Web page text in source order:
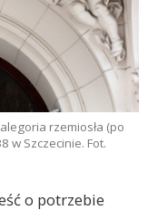
rzemiosła (po
w Szczecinie. Fot.
o potrzebie